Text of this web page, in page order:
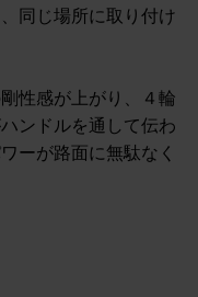
同じ場所に取り付け
性感が上がり、４輪
ンドルを通して伝わ
ーが路面に無駄なく